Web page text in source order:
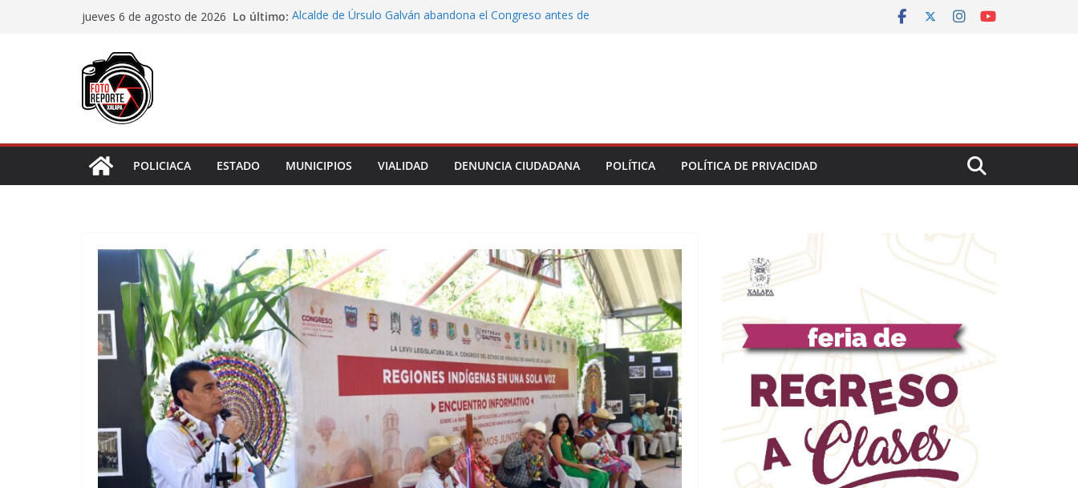
jueves 6 de agosto de 2026 Lo último: Alcalde de Úrsulo Galván abandona el Congreso antes de
de discapacidad
POLICIACA
ESTADO MUNICIPIOS VIALIDAD DENUNCIA CIUDADANA POLÍTICA POLÍTICA DE PRIVACIDAD